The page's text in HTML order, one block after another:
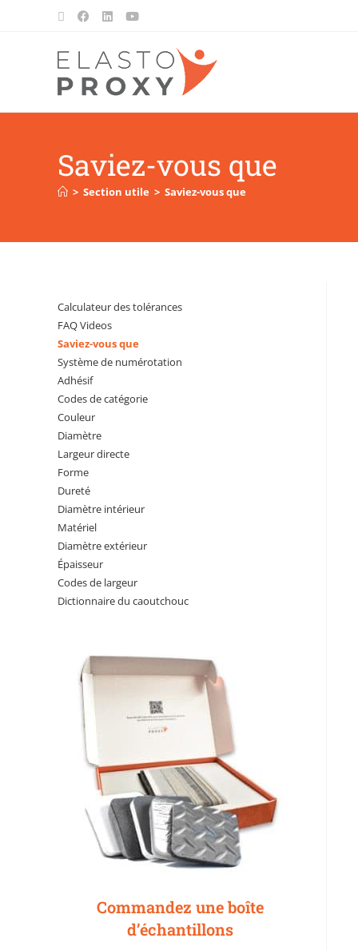
Saviez-vous que
> Section utile > Saviez-vous que
Calculateur des tolérances
FAQ Videos
Saviez-vous que
Système de numérotation
Adhésif
Codes de catégorie
Couleur
Diamètre
Largeur directe
Forme
Dureté
Diamètre intérieur
Matériel
Diamètre extérieur
Épaisseur
Codes de largeur
Dictionnaire du caoutchouc
Commandez une boîte
d’échantillons